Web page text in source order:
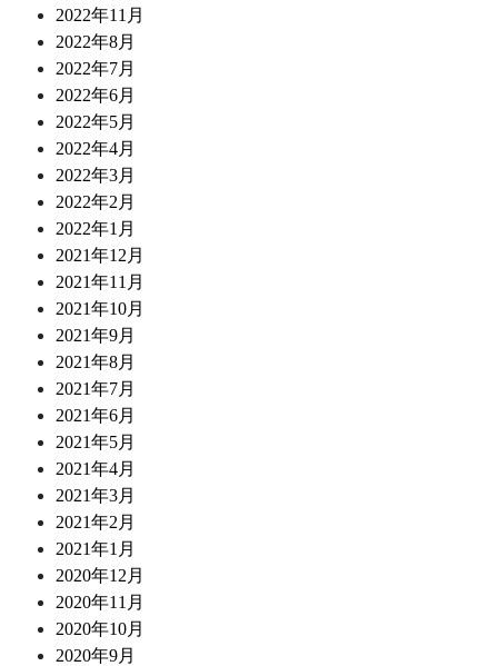
2022年11月
2022年8月
2022年7月
2022年6月
2022年5月
2022年4月
2022年3月
2022年2月
2022年1月
2021年12月
2021年11月
2021年10月
2021年9月
2021年8月
2021年7月
2021年6月
2021年5月
2021年4月
2021年3月
2021年2月
2021年1月
2020年12月
2020年11月
2020年10月
2020年9月